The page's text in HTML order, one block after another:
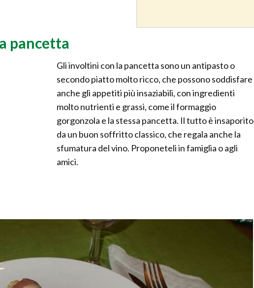
pancetta
Gli involtini con la pancetta sono un antipasto o
secondo piatto molto ricco, che possono soddisfare
anche gli appetiti più insaziabili, con ingredienti
molto nutrienti e grassi, come il formaggio
gorgonzola e la stessa pancetta. Il tutto è insaporito
da un buon soffritto classico, che regala anche la
sfumatura del vino. Proponeteli in famiglia o agli
amici.